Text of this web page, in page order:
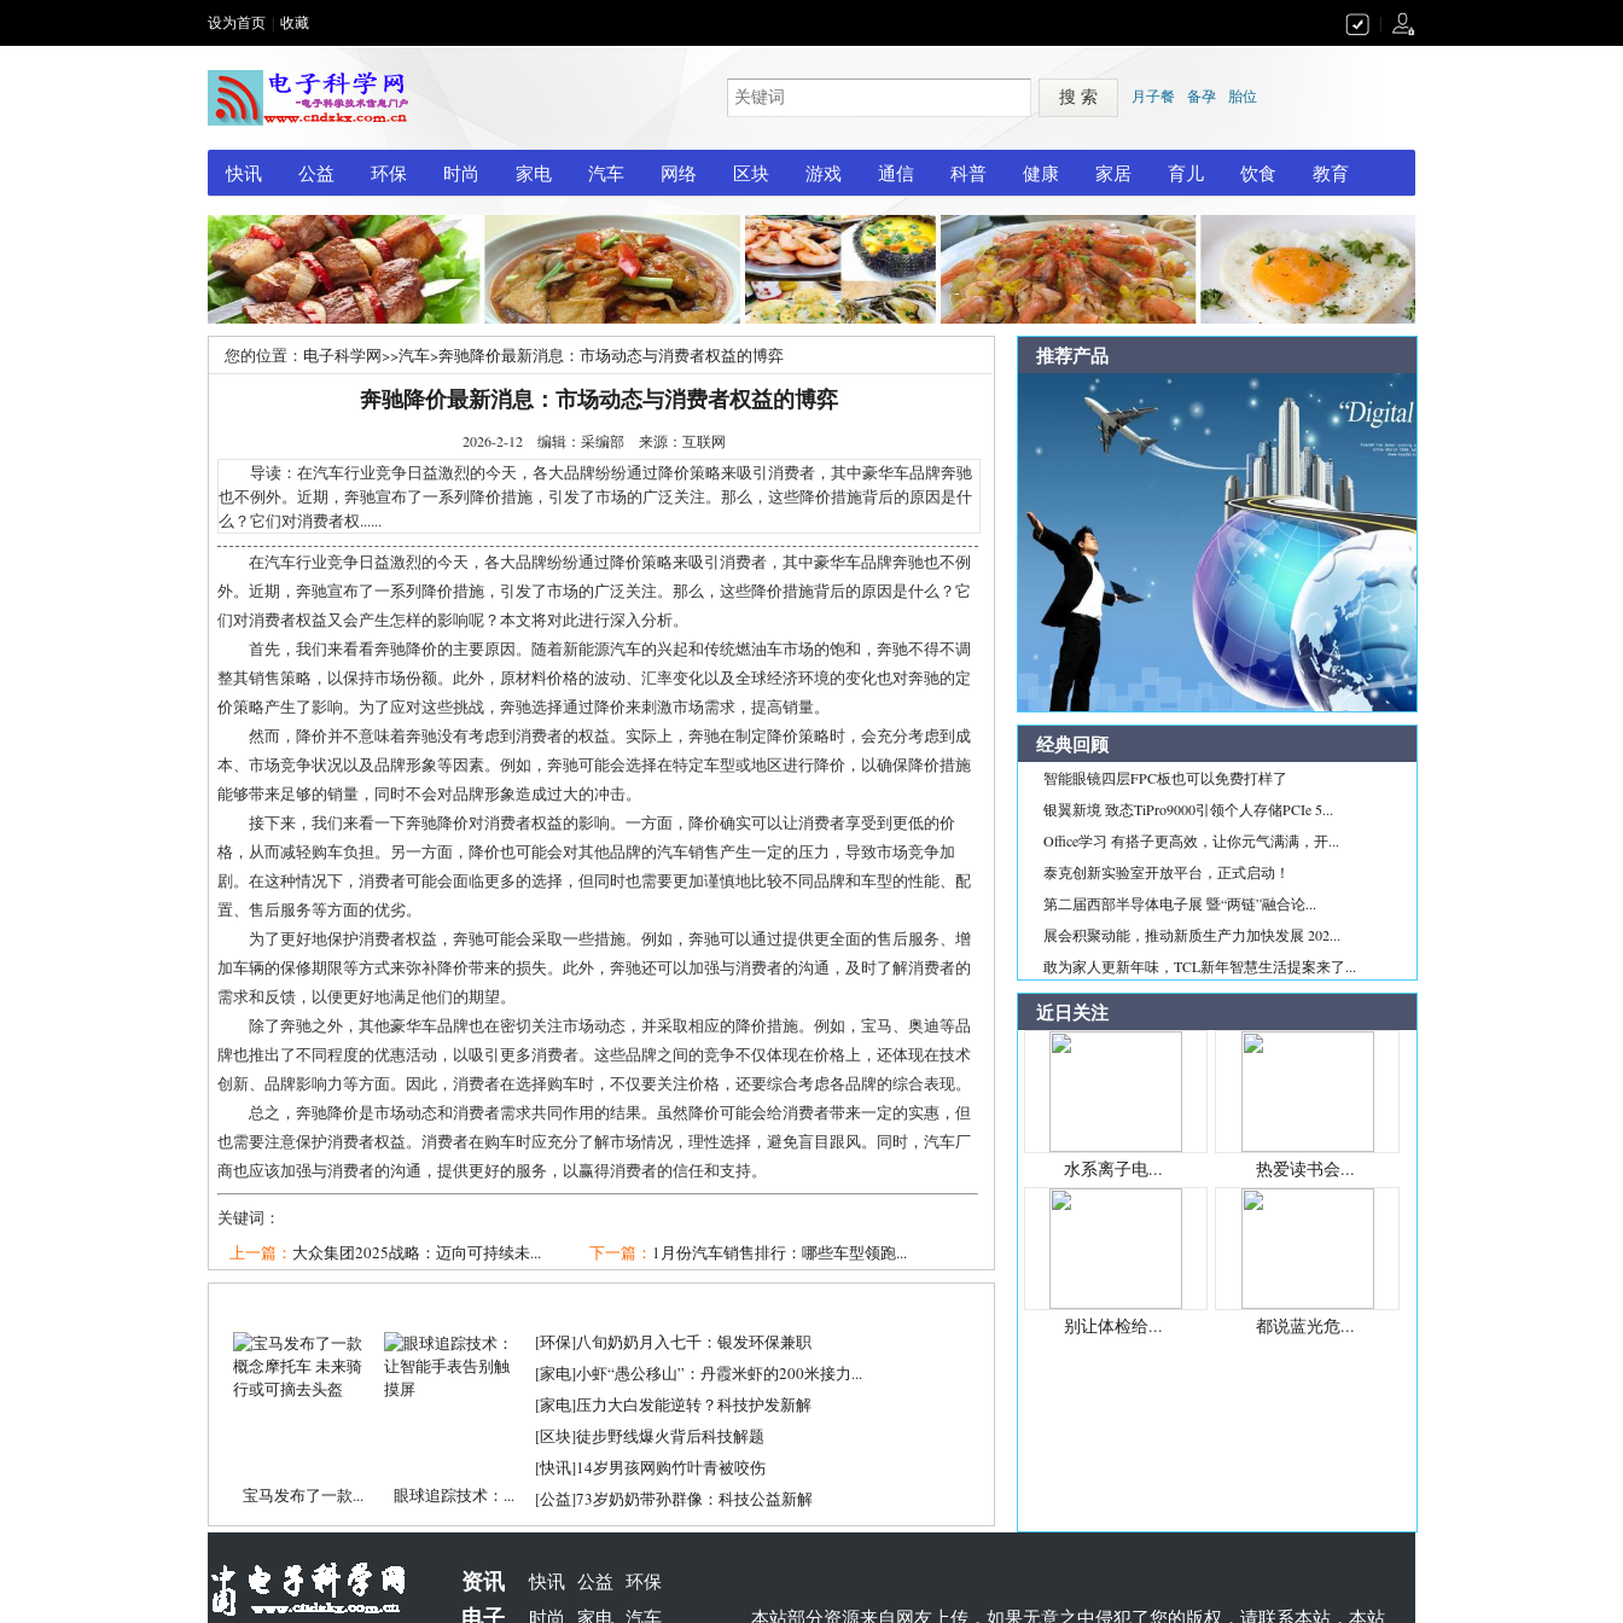
设为首页 收藏
搜 索 月子餐 备孕 胎位
快讯 公益 环保 时尚 家电 汽车 网络 区块 游戏 通信 科普 健康 家居 育儿 饮食 教育
您的位置： 电子科学网>>汽车>奔驰降价最新消息：市场动态与消费者权益的博弈
奔驰降价最新消息：市场动态与消费者权益的博弈
2026-2-12 编辑：采编部 来源：互联网
导读：在汽车行业竞争日益激烈的今天，各大品牌纷纷通过降价策略来吸引消费者，其中豪华车品牌奔驰
也不例外。近期，奔驰宣布了一系列降价措施，引发了市场的广泛关注。那么，这些降价措施背后的原因是什
么？它们对消费者权......
在汽车行业竞争日益激烈的今天，各大品牌纷纷通过降价策略来吸引消费者，其中豪华车品牌奔驰也不例
外。近期，奔驰宣布了一系列降价措施，引发了市场的广泛关注。那么，这些降价措施背后的原因是什么？它
们对消费者权益又会产生怎样的影响呢？本文将对此进行深入分析。
首先，我们来看看奔驰降价的主要原因。随着新能源汽车的兴起和传统燃油车市场的饱和，奔驰不得不调
整其销售策略，以保持市场份额。此外，原材料价格的波动、汇率变化以及全球经济环境的变化也对奔驰的定
价策略产生了影响。为了应对这些挑战，奔驰选择通过降价来刺激市场需求，提高销量。
然而，降价并不意味着奔驰没有考虑到消费者的权益。实际上，奔驰在制定降价策略时，会充分考虑到成
本、市场竞争状况以及品牌形象等因素。例如，奔驰可能会选择在特定车型或地区进行降价，以确保降价措施
能够带来足够的销量，同时不会对品牌形象造成过大的冲击。
接下来，我们来看一下奔驰降价对消费者权益的影响。一方面，降价确实可以让消费者享受到更低的价
格，从而减轻购车负担。另一方面，降价也可能会对其他品牌的汽车销售产生一定的压力，导致市场竞争加
剧。在这种情况下，消费者可能会面临更多的选择，但同时也需要更加谨慎地比较不同品牌和车型的性能、配
置、售后服务等方面的优劣。
为了更好地保护消费者权益，奔驰可能会采取一些措施。例如，奔驰可以通过提供更全面的售后服务、增
加车辆的保修期限等方式来弥补降价带来的损失。此外，奔驰还可以加强与消费者的沟通，及时了解消费者的
需求和反馈，以便更好地满足他们的期望。
除了奔驰之外，其他豪华车品牌也在密切关注市场动态，并采取相应的降价措施。例如，宝马、奥迪等品
牌也推出了不同程度的优惠活动，以吸引更多消费者。这些品牌之间的竞争不仅体现在价格上，还体现在技术
创新、品牌影响力等方面。因此，消费者在选择购车时，不仅要关注价格，还要综合考虑各品牌的综合表现。
总之，奔驰降价是市场动态和消费者需求共同作用的结果。虽然降价可能会给消费者带来一定的实惠，但
也需要注意保护消费者权益。消费者在购车时应充分了解市场情况，理性选择，避免盲目跟风。同时，汽车厂
商也应该加强与消费者的沟通，提供更好的服务，以赢得消费者的信任和支持。
关键词：
上一篇： 大众集团2025战略：迈向可持续未... 下一篇： 1月份汽车销售排行：哪些车型领跑...
宝马发布了一款... 眼球追踪技术：...
[环保]八旬奶奶月入七千：银发环保兼职
[家电]小虾“愚公移山”：丹霞米虾的200米接力...
[家电]压力大白发能逆转？科技护发新解
[区块]徒步野线爆火背后科技解题
[快讯]14岁男孩网购竹叶青被咬伤
[公益]73岁奶奶带孙群像：科技公益新解
推荐产品
经典回顾
智能眼镜四层FPC板也可以免费打样了
银翼新境 致态TiPro9000引领个人存储PCIe 5...
Office学习 有搭子更高效，让你元气满满，开...
泰克创新实验室开放平台，正式启动！
第二届西部半导体电子展 暨“两链”融合论...
展会积聚动能，推动新质生产力加快发展 202...
敢为家人更新年味，TCL新年智慧生活提案来了...
近日关注
水系离子电... 热爱读书会...
别让体检给... 都说蓝光危...
资讯 快讯 公益 环保
时尚 家电 汽车 本站部分资源来自网友上传，如果无意之中侵犯了您的版权，请联系本站，本站